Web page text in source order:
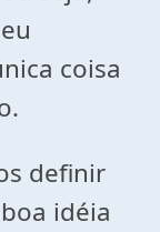
coisa
definir
idéia